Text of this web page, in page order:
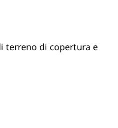
terreno di copertura e